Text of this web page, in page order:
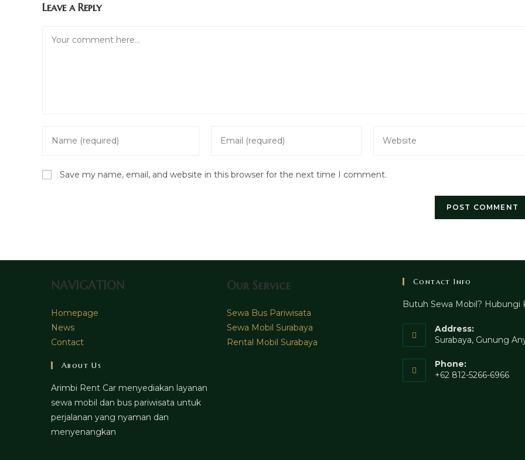
Leave a Reply
your
or
your
address
your
URL
Save my name, email, and website in this browser for the next time I comment.
NAVIGATION
Homepage
News
Contact
About Us
Arimbi Rent Car menyediakan layanan
sewa mobil dan bus pariwisata untuk
perjalanan yang nyaman dan
menyenangkan
Our Service
Sewa Bus Pariwisata
Sewa Mobil Surabaya
Rental Mobil Surabaya
Contact Info
Butuh Sewa Mobil? Hubungi
Address:
Surabaya, Gunung
Phone:
+62 812-5266-6966